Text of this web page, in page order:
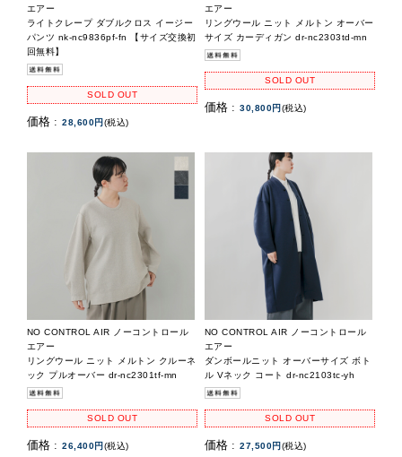
エアー
ライトクレープ ダブルクロス イージー
パンツ nk-nc9836pf-fn 【サイズ交換初
回無料】
SOLD OUT
価格 : 28,600円(税込)
エアー
リングウール ニット メルトン オーバー
サイズ カーディガン dr-nc2303td-mn
SOLD OUT
価格 : 30,800円(税込)
NO CONTROL AIR ノーコントロール
エアー
リングウール ニット メルトン クルーネ
ック プルオーバー dr-nc2301tf-mn
SOLD OUT
価格 : 26,400円 (税込)
NO CONTROL AIR ノーコントロール
エアー
ダンボールニット オーバーサイズ ボト
ル Vネック コート dr-nc2103tc-yh
SOLD OUT
価格 : 27,500円 (税込)